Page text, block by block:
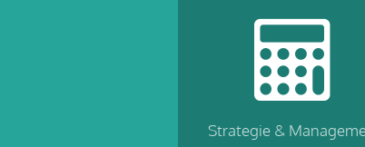
Strategie &